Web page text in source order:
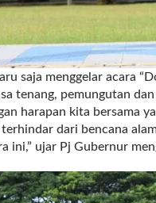
saja menggelar acara
tenang, pemungutan
harapan kita bersama
dari bencana
ini,” ujar Pj Gubernur